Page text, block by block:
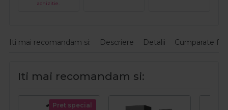
achizitie.
Iti mai recomandam si: Descriere Detalii Cumparate
Iti mai recomandam si:
Pret special